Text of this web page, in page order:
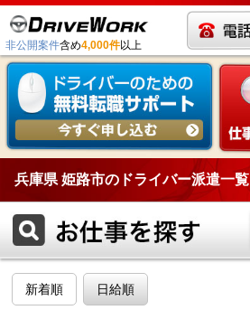
非公開案件含め4,000件以上
兵庫県 姫路市のドライバー派遣一覧
新着順 日給順